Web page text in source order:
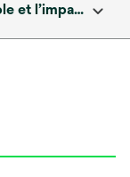
Questions sur le développement durable et l’impact social